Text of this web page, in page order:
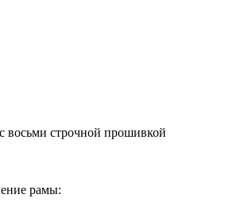
восьми строчной прошивкой
рамы: